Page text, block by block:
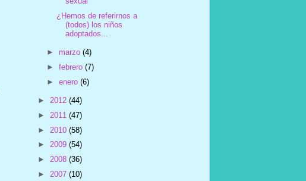
¿Hemos de referirnos a
(todos) los niños
adoptados...
► marzo(4)
►febrero(7)
►enero(6)
► 2012 (44)
► 2011 (47)
► 2010 (58)
► 2009 (54)
► 2008 (36)
► 2007 (10)